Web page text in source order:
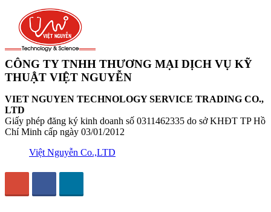
CÔNG TY TNHH THƯƠNG MẠI DỊCH VỤ KỸ
THUẬT VIỆT NGUYỄN
VIET NGUYEN TECHNOLOGY SERVICE TRADING CO.,
LTD
Giấy phép đăng ký kinh doanh số 0311462335 do sở KHĐT TP Hồ
Chí Minh cấp ngày 03/01/2012
Việt Nguyễn Co.,LTD